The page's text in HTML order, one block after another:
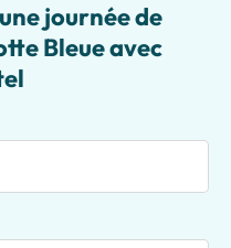
journée de
Bleue avec